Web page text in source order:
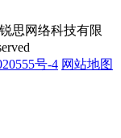
思网络科技有限
号-4 网站地图